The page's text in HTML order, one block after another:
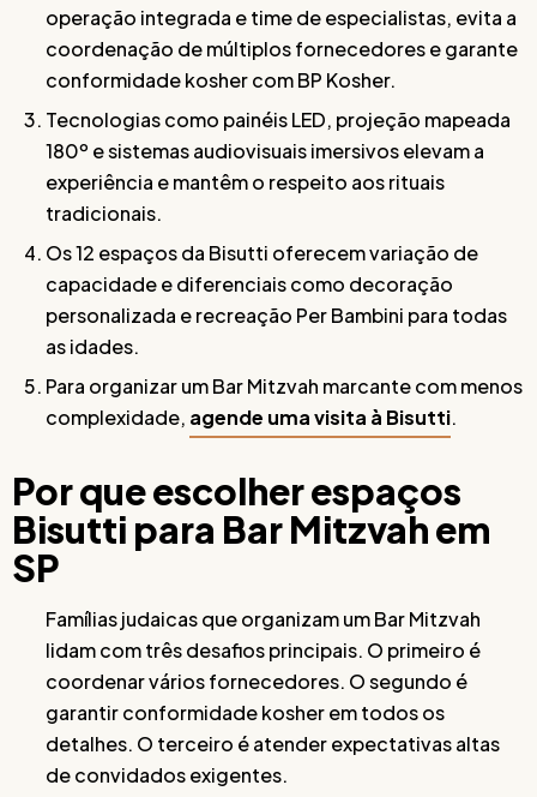
operação integrada e time de especialistas, evita a
coordenação de múltiplos fornecedores e garante
conformidade kosher com BP Kosher.
Tecnologias como painéis LED, projeção mapeada
180º e sistemas audiovisuais imersivos elevam a
experiência e mantêm o respeito aos rituais
tradicionais.
Os 12 espaços da Bisutti oferecem variação de
capacidade e diferenciais como decoração
personalizada e recreação Per Bambini para todas
as idades.
Para organizar um Bar Mitzvah marcante com menos
complexidade, agende uma visita à Bisutti.
Por que escolher espaços
Bisutti para Bar Mitzvah em
SP
Famílias judaicas que organizam um Bar Mitzvah
lidam com três desafios principais. O primeiro é
coordenar vários fornecedores. O segundo é
garantir conformidade kosher em todos os
detalhes. O terceiro é atender expectativas altas
de convidados exigentes.